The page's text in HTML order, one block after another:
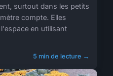
surtout dans les petits
compte. Elles
en utilisant
5 min de lecture →